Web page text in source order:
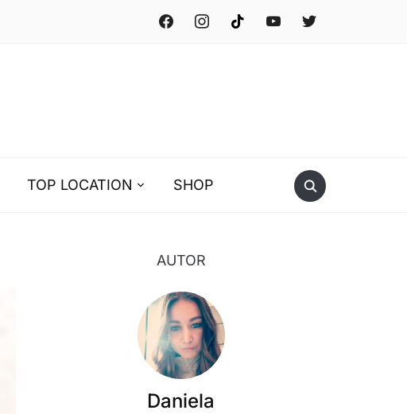
facebook instagramtiktok youtube twitter
TOP LOCATION SHOP
AUTOR
Daniela